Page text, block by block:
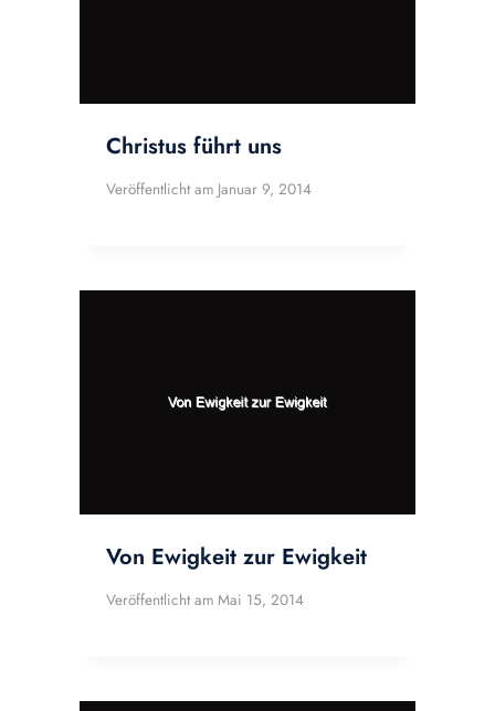
Christus führt uns
Veröffentlicht am Januar 9, 2014
Von Ewigkeit zur Ewigkeit
Veröffentlicht am Mai 15, 2014